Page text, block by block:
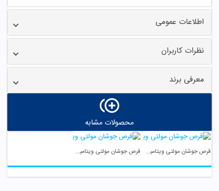
اطلاعات عمومی
نظرات کاربران
معرفی برند
محصولات مشابه
قرص جوشان مولتی ویتامین نیچرز پلنتی قرص جوشان مولتی ویتامین هانسال